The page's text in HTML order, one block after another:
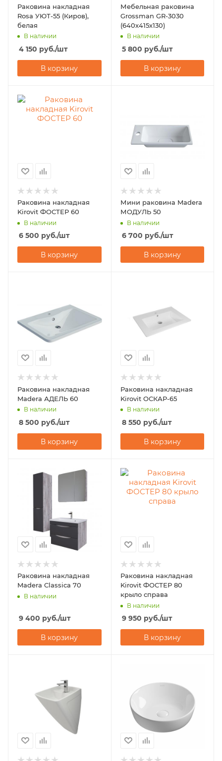
Раковина накладная
Rosa УЮТ-55 (Киров),
белая
В наличии
4 150 руб./шт
В корзину
Мебельная раковина
Grossman GR-3030
(640х415х130)
В наличии
5 800 руб./шт
В корзину
Раковина накладная
Kirovit ФОСТЕР 60
В наличии
6 500 руб./шт
В корзину
Мини раковина Madera
МОДУЛЬ 50
В наличии
6 700 руб./шт
В корзину
Раковина накладная
Madera АДЕЛЬ 60
В наличии
8 500 руб./шт
В корзину
Раковина накладная
Kirovit ОСКАР-65
В наличии
8 550 руб./шт
В корзину
Раковина накладная
Madera Classica 70
В наличии
9 400 руб./шт
В корзину
Раковина накладная
Kirovit ФОСТЕР 80
крыло справа
В наличии
9 950 руб./шт
В корзину